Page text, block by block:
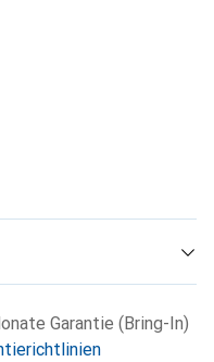
Garantie (Bring-In)